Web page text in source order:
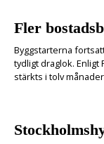
Fler
Byggstarterna
tydligt draglok.
stärkts i tolv